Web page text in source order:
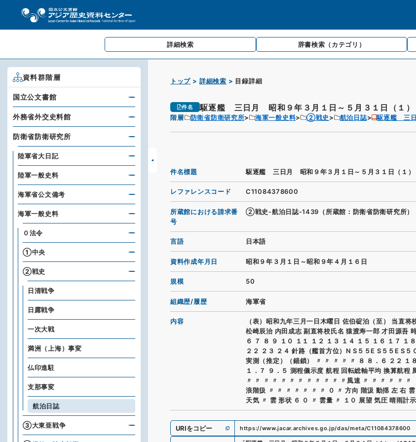
詳細検索 辞書検索 （カテゴリ）
トップ 詳細検索 目録詳細
件名 駆逐艦 三日月 昭和９年３月１日～５月３１日（１）
階層 防衛省防衛研究所 海軍一般史料 ②戦史 航泊日誌 駆逐艦 三
件名標題 駆逐艦 三日月 昭和９年３月１日～５月３１日（１）
レファレンスコード C11084378600
所蔵館における請求番
号
②戦史-航泊日誌-1439（所蔵館：防衛省防衛研究所）
言語 日本語
資料作成年月日 昭和９年３月１日～昭和９年４月１６日
規模 50
組織歴/履歴 海軍省
内容
（表）昭和九年三月一日木曜日 佐伯碇泊（至） 当直将
松崎辰治 内田成志 副直将校氏名 猿渡寿一郎 才田源吾
６ ７ ８ ９ １０ １１ １２ １３ １４ １５ １６ １７ １
２２ ２３ ２４ 針路（艦首方位）N S５５E S５５E S５
実測（推定）（錨鎖） 〃 〃 〃 〃 〃 ８ ８．６ ２２ １
１．７ ９．５ 測程儀示度 航程 回転総軸平均 換算航程
〃 〃 〃 〃 〃 〃 〃 〃 〃 〃 〃 〃風速 〃 〃 〃 〃 〃 〃
浪階扱 〃 〃 〃 〃 〃 〃 〃 ０ 〃 方向 階汲 動揺 左 右
天気 〃 雲 形状 ６ ０ 〃 雲量 〃 １０ 展望 気圧 晴雨計
URIをコピー https://www.jacar.archives.go.jp/das/meta/C11084378600
資料群階層
国立公文書館
外務省外交史料館
防衛省防衛研究所
陸軍省大日記
陸軍一般史料
海軍省公文備考
海軍一般史料
０法令
①中央
②戦史
日清戦争
日露戦争
一次大戦
満洲（上海）事変
仏印進駐
支那事変
航泊日誌
③大東亜戦争